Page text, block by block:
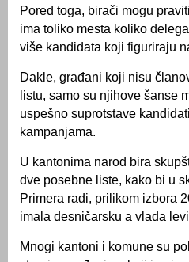
Pored toga, birači mogu
ima toliko mesta koliko
više kandidata koji figuriraju
Dakle, građani koji nisu
listu, samo su njihove šanse
uspešno suprotstave
kampanjama.
U kantonima narod bira
dve posebne liste, kako bi u
Primera radi, prilikom izbora
imala desničarsku a vlada
Mnogi kantoni i komune su